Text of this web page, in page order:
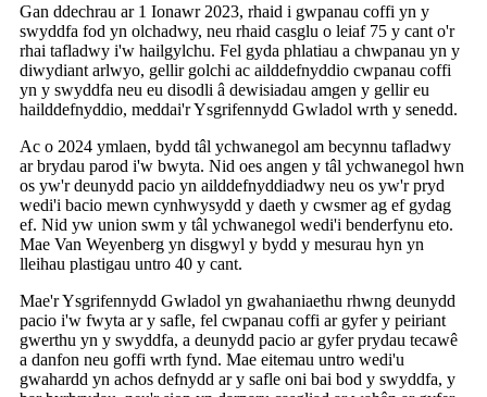
Gan ddechrau ar 1 Ionawr 2023, rhaid i gwpanau coffi yn y
swyddfa fod yn olchadwy, neu rhaid casglu o leiaf 75 y cant o'r
rhai tafladwy i'w hailgylchu. Fel gyda phlatiau a chwpanau yn y
diwydiant arlwyo, gellir golchi ac ailddefnyddio cwpanau coffi
yn y swyddfa neu eu disodli â dewisiadau amgen y gellir eu
hailddefnyddio, meddai'r Ysgrifennydd Gwladol wrth y senedd.
Ac o 2024 ymlaen, bydd tâl ychwanegol am becynnu tafladwy
ar brydau parod i'w bwyta. Nid oes angen y tâl ychwanegol hwn
os yw'r deunydd pacio yn ailddefnyddiadwy neu os yw'r pryd
wedi'i bacio mewn cynhwysydd y daeth y cwsmer ag ef gydag
ef. Nid yw union swm y tâl ychwanegol wedi'i benderfynu eto.
Mae Van Weyenberg yn disgwyl y bydd y mesurau hyn yn
lleihau plastigau untro 40 y cant.
Mae'r Ysgrifennydd Gwladol yn gwahaniaethu rhwng deunydd
pacio i'w fwyta ar y safle, fel cwpanau coffi ar gyfer y peiriant
gwerthu yn y swyddfa, a deunydd pacio ar gyfer prydau tecawê
a danfon neu goffi wrth fynd. Mae eitemau untro wedi'u
gwahardd yn achos defnydd ar y safle oni bai bod y swyddfa, y